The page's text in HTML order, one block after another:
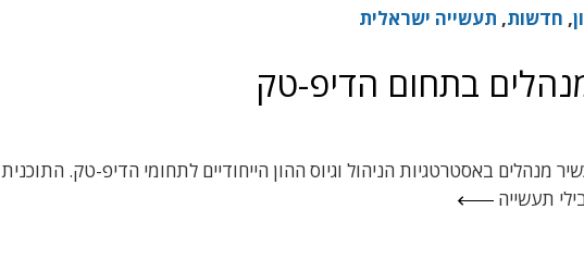
, חדשות, תעשייה ישראלית
בתחום הדיפ-טק
באסטרטגיות הניהול וגיוס ההון הייחודיים לתחומי הדיפ-טק. התוכנית